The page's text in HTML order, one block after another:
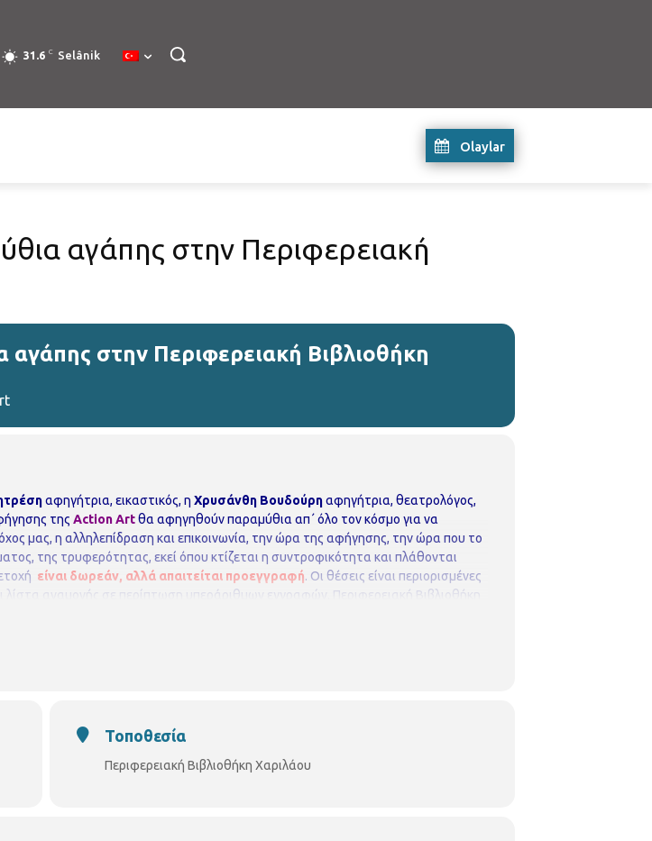
31.6 C Selânik
Olaylar
αγάπης στην Περιφερειακή
στην Περιφερειακή Βιβλιοθήκη
αφηγήτρια, εικαστικός, η Χρυσάνθη Βουδούρηαφηγήτρια, θεατρολόγος,
της ActionArtθα αφηγηθούν παραμύθια απ΄ όλο τον κόσμο για να
μας, η αλληλεπίδραση και επικοινωνία, την ώρα της αφήγησης, την ώρα που το
της τρυφερότητας, εκεί όπου κτίζεται η συντροφικότητα και πλάθονται
είναι δωρεάν, αλλά απαιτείται προεγγραφή. Οι θέσεις είναι περιορισμένες
λίστα αναμονής σε περίπτωση υπεράριθμων εγγραφών.
Περιφερειακή Βιβλιοθήκη
Τοποθεσία
Περιφερειακή Βιβλιοθήκη Χαριλάου